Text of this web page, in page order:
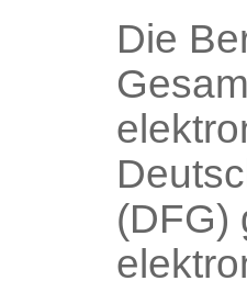
Die
(DFG)